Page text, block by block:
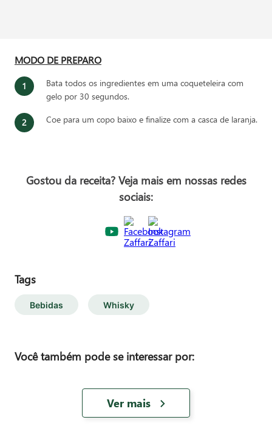
MODO DE PREPARO
Bata todos os ingredientes em uma coqueteleira com
gelo por 30 segundos.
Coe para um copo baixo e finalize com a casca de laranja.
Gostou da receita? Veja mais em nossas redes
sociais:
Tags
Bebidas Whisky
Você também pode se interessar por:
Ver mais